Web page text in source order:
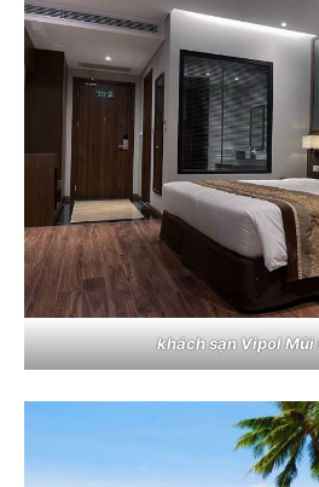
khách sạn Vipol Mũi